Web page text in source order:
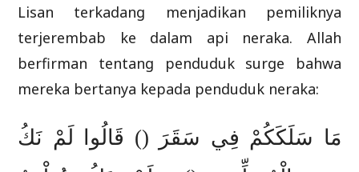
Lisan terkadang menjadikan pemiliknya
terjerembab ke dalam api neraka. Allah
berfirman tentang penduduk surge bahwa
mereka bertanya kepada penduduk neraka:
مَا سَلَكَكُمْ فِي سَقَرَ () قَالُوا لَمْ نَكُ